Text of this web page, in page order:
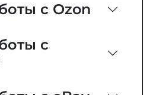
с Ozon
с